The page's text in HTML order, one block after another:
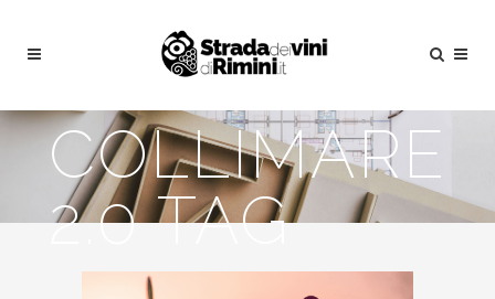
COLLIMARE
2.0 TAG